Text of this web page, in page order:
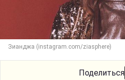
Зианджа (instagram.com/ziasphere)
Поделиться